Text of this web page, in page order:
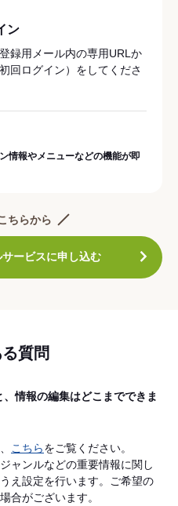
ン
録用メール内の専用URLか
回ログイン）をしてくださ
情報やメニューなどの機能が即
ちらから
ービスに申し込む
質問
情報の編集はどこまでできま
こちらをご覧ください。
ャンルなどの重要情報に関し
え設定を行います。ご希望の
合がございます。